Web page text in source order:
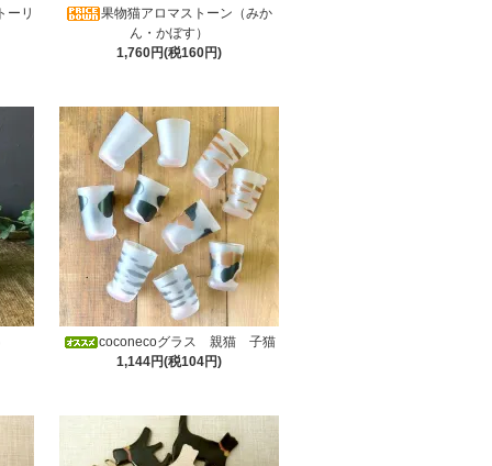
ーリ
果物猫アロマストーン（みか
ん・かぼす）
1,760円(税160円)
coconecoグラス 親猫 子猫
1,144円(税104円)